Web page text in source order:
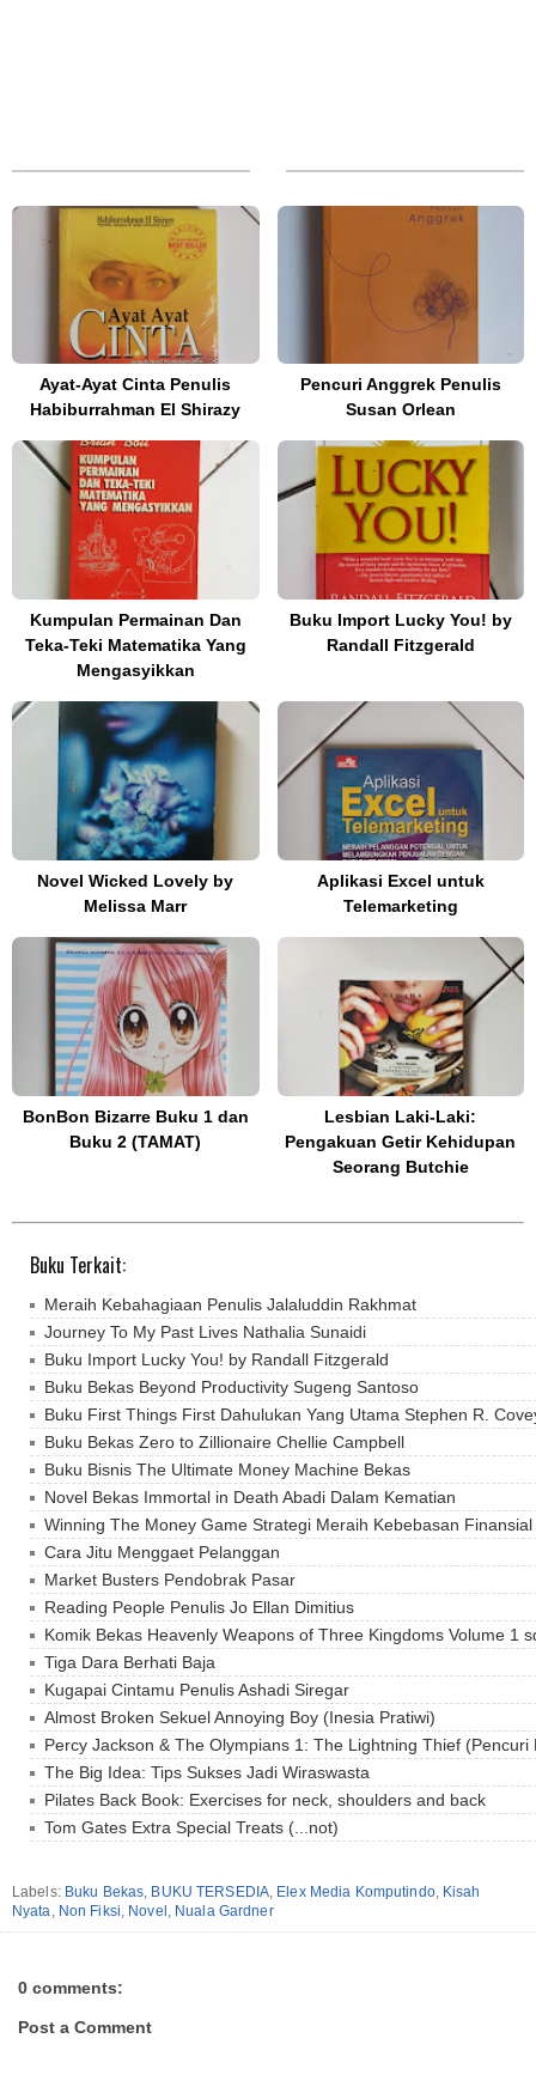
Ayat-Ayat Cinta Penulis
Habiburrahman El Shirazy
Pencuri Anggrek Penulis
Susan Orlean
Kumpulan Permainan Dan
Teka-Teki Matematika Yang
Mengasyikkan
Buku Import Lucky You! by
Randall Fitzgerald
Novel Wicked Lovely by
Melissa Marr
Aplikasi Excel untuk
Telemarketing
BonBon Bizarre Buku 1 dan
Buku 2 (TAMAT)
Lesbian Laki-Laki:
Pengakuan Getir Kehidupan
Seorang Butchie
Buku Terkait:
Meraih Kebahagiaan Penulis Jalaluddin Rakhmat
Journey To My Past Lives Nathalia Sunaidi
Buku Import Lucky You! by Randall Fitzgerald
Buku Bekas Beyond Productivity Sugeng Santoso
Buku First Things First Dahulukan Yang Utama Stephen R.
Buku Bekas Zero to Zillionaire Chellie Campbell
Buku Bisnis The Ultimate Money Machine Bekas
Novel Bekas Immortal in Death Abadi Dalam Kematian
Winning The Money Game Strategi Meraih Kebebasan Finansial
Cara Jitu Menggaet Pelanggan
Market Busters Pendobrak Pasar
Reading People Penulis Jo Ellan Dimitius
Komik Bekas Heavenly Weapons of Three Kingdoms Volume 1
Tiga Dara Berhati Baja
Kugapai Cintamu Penulis Ashadi Siregar
Almost Broken Sekuel Annoying Boy (Inesia Pratiwi)
Percy Jackson & The Olympians 1: The Lightning Thief (Pencuri
The Big Idea: Tips Sukses Jadi Wiraswasta
Pilates Back Book: Exercises for neck, shoulders and back
Tom Gates Extra Special Treats (...not)
Labels: Buku Bekas, BUKU TERSEDIA, Elex Media Komputindo, Kisah
Nyata, Non Fiksi, Novel , Nuala Gardner
0 comments:
Post a Comment